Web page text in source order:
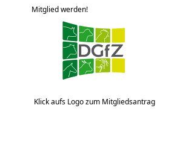
Mitglied werden!
Klick aufs Logo zum Mitgliedsantrag